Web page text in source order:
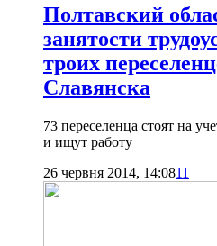
Полтавский
занятости
троих
Славянска
73 переселенца стоят на
и ищут работу
26 червня 2014, 14:0811